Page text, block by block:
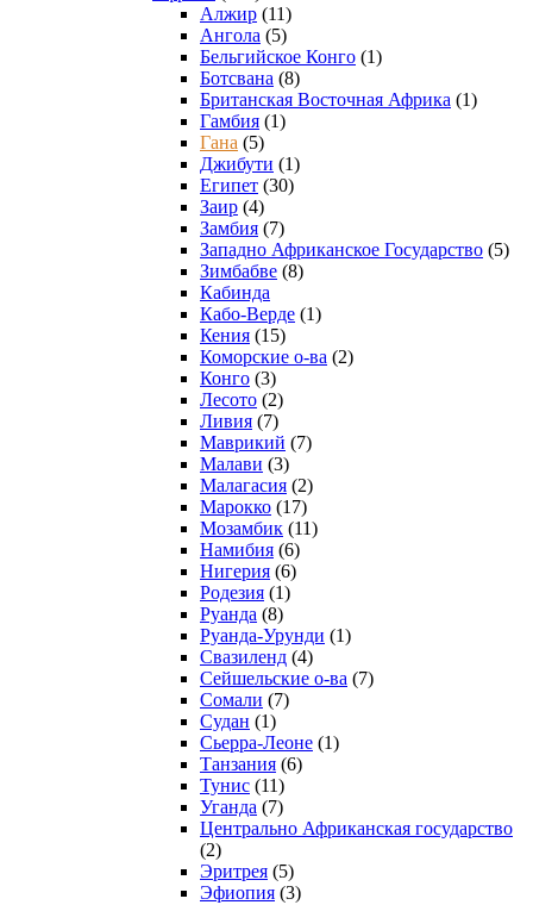
Алжир (11)
Ангола (5)
Бельгийское Конго (1)
Ботсвана (8)
Британская Восточная Африка (1)
Гамбия (1)
Гана (5)
Джибути (1)
Египет (30)
Заир (4)
Замбия (7)
Западно Африканское Государство (5)
Зимбабве (8)
Кабинда
Кабо-Верде (1)
Кения (15)
Коморские о-ва (2)
Конго (3)
Лесото (2)
Ливия (7)
Маврикий (7)
Малави (3)
Малагасия (2)
Марокко (17)
Мозамбик (11)
Намибия (6)
Нигерия (6)
Родезия (1)
Руанда (8)
Руанда-Урунди (1)
Свазиленд (4)
Сейшельские о-ва (7)
Сомали (7)
Судан (1)
Сьерра-Леоне (1)
Танзания (6)
Тунис (11)
Уганда (7)
Центрально Африканская государство
(2)
Эритрея (5)
Эфиопия (3)